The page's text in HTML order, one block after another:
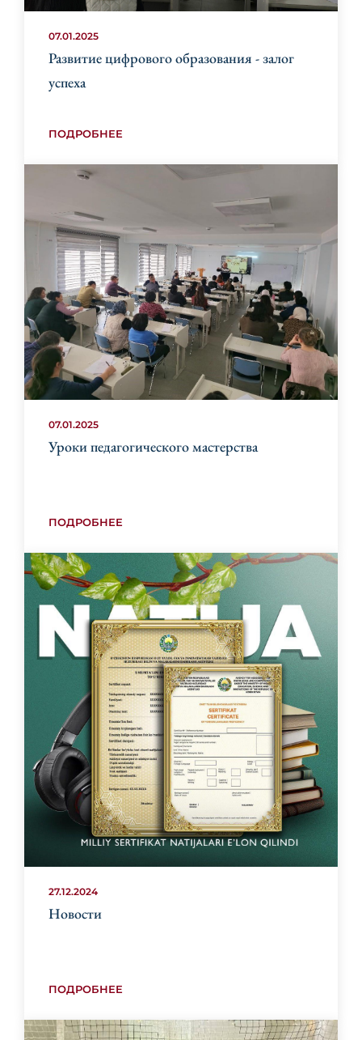
07.01.2025
Развитие цифрового образования - залог
успеха
ПОДРОБНЕЕ
07.01.2025
Уроки педагогического мастерства
ПОДРОБНЕЕ
27.12.2024
Новости
ПОДРОБНЕЕ